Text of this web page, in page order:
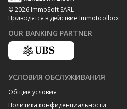
© 2026 ImmoSoft SARL
Приводятся в действие Immotoolbox
OUR BANKING PARTNER
УСЛОВИЯ ОБСЛУЖИВАНИЯ
Общие условия
Политика конфиденциальности